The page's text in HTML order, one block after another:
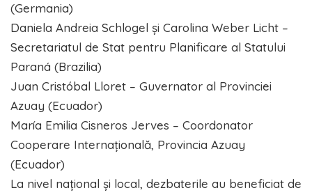
(Germania)
Daniela Andreia Schlogel și Carolina Weber Licht –
Secretariatul de Stat pentru Planificare al Statului
Paraná (Brazilia)
Juan Cristóbal Lloret – Guvernator al Provinciei
Azuay (Ecuador)
María Emilia Cisneros Jerves – Coordonator
Cooperare Internațională, Provincia Azuay
(Ecuador)
La nivel național și local, dezbaterile au beneficiat de